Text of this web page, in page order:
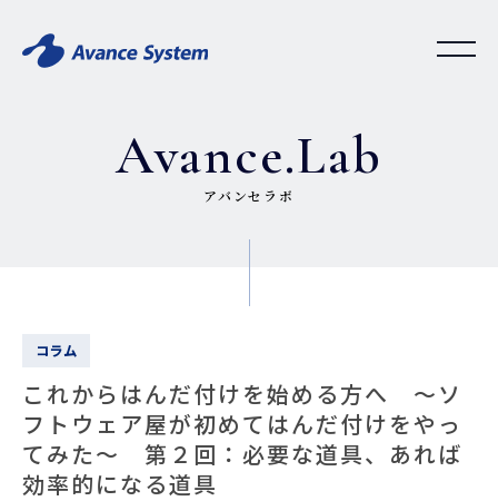
Avance.Lab
アバンセラボ
コラム
これからはんだ付けを始める方へ ～ソ
フトウェア屋が初めてはんだ付けをやっ
てみた～ 第２回：必要な道具、あれば
効率的になる道具